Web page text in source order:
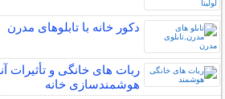
دکور خانه با تابلوهای مدرن
ربات ‌های خانگی و تأثیرات
هوشمندسازی خانه